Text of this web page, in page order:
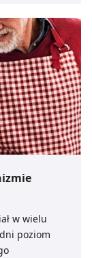
w wielu
poziom